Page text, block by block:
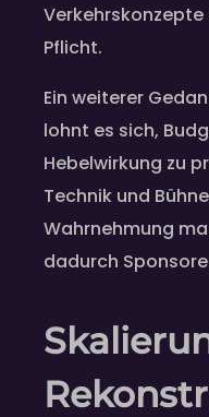
Pflicht.
Ein weiterer
lohnt es sich,
Hebelwirkung zu
Technik und
Wahrnehmung
dadurch